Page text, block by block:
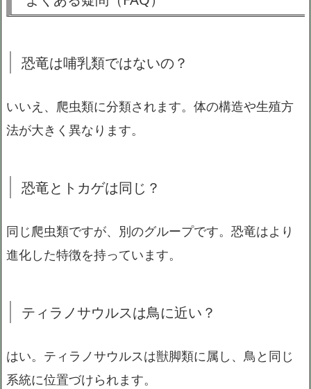
恐竜は哺乳類ではないの？
いいえ、爬虫類に分類されます。体の構造や生殖方
法が大きく異なります。
恐竜とトカゲは同じ？
同じ爬虫類ですが、別のグループです。恐竜はより
進化した特徴を持っています。
ティラノサウルスは鳥に近い？
はい。ティラノサウルスは獣脚類に属し、鳥と同じ
系統に位置づけられます。